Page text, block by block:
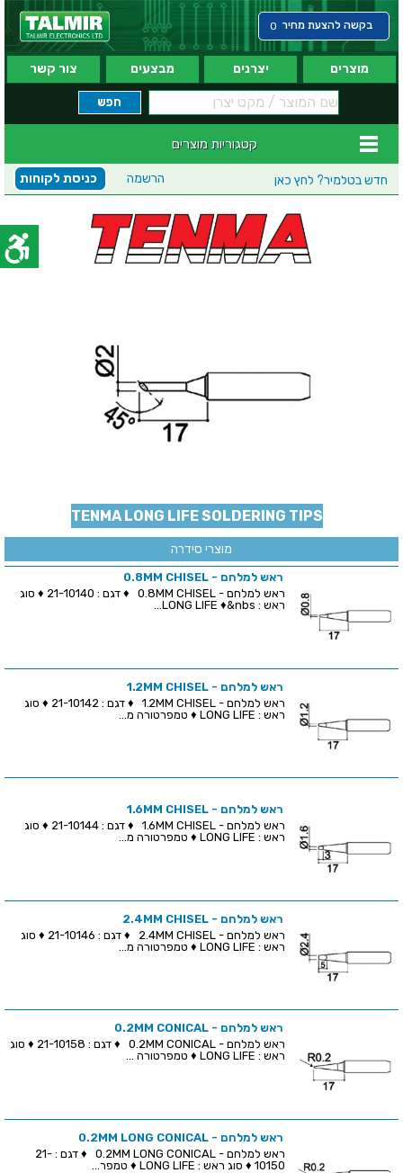
בקשה להצעת מחיר 0
מוצרים יצרנים מבצעים צור קשר
קטגוריות מוצרים
חדש בטלמיר? לחץ כאן כניסת לקוחות הרשמה
TENMA LONG LIFE SOLDERING TIPS
מוצרי סידרה
ראש למלחם - 0.8MM CHISEL
ראש למלחם - 0.8MM CHISEL ♦ דגם : 21-10140 ♦ סוג
ראש : LONG LIFE ♦&nbs...
ראש למלחם - 1.2MM CHISEL
ראש למלחם - 1.2MM CHISEL ♦ דגם : 21-10142 ♦ סוג
ראש : LONG LIFE ♦ טמפרטורה מ...
ראש למלחם - 1.6MM CHISEL
ראש למלחם - 1.6MM CHISEL ♦ דגם : 21-10144 ♦ סוג
ראש : LONG LIFE ♦ טמפרטורה מ...
ראש למלחם - 2.4MM CHISEL
ראש למלחם - 2.4MM CHISEL ♦ דגם : 21-10146 ♦ סוג
ראש : LONG LIFE ♦ טמפרטורה מ...
ראש למלחם - 0.2MM CONICAL
ראש למלחם - 0.2MM CONICAL ♦ דגם : 21-10158 ♦ סוג
ראש : LONG LIFE ♦ טמפרטורה ...
ראש למלחם - 0.2MM LONG CONICAL
ראש למלחם - 0.2MM LONG CONICAL ♦ דגם : 21-
10150 ♦ סוג ראש : LONG LIFE ♦ טמפר...